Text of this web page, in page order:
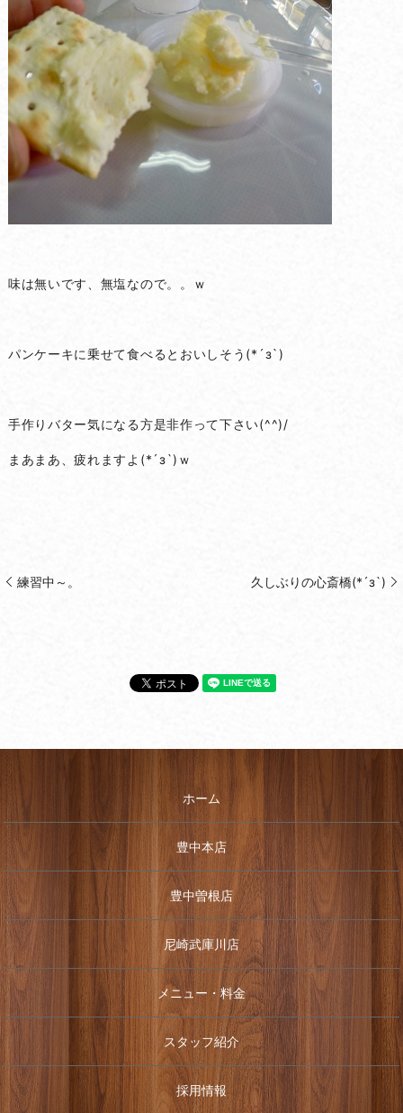
味は無いです、無塩なので。。ｗ
パンケーキに乗せて食べるとおいしそう(*´з`)
手作りバター気になる方是非作って下さい(^^)/
まあまあ、疲れますよ(*´з`)ｗ
練習中～。 久しぶりの心斎橋(*´з`)
ホーム
豊中本店
豊中曽根店
尼崎武庫川店
メニュー・料金
スタッフ紹介
採用情報